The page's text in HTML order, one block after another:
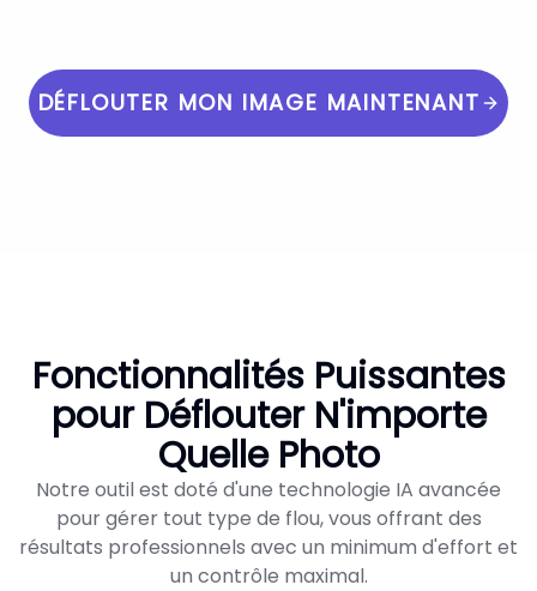
DÉFLOUTER MON IMAGE MAINTENANT
Fonctionnalités Puissantes
pour Déflouter N'importe
Quelle Photo
Notre outil est doté d'une technologie IA avancée
pour gérer tout type de flou, vous offrant des
résultats professionnels avec un minimum d'effort et
un contrôle maximal.